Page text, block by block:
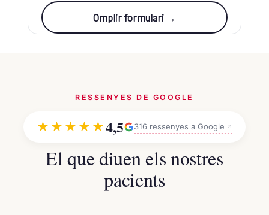
Omplir formulari →
RESSENYES DE GOOGLE
★★★★★4,5 316 ressenyes a Google
El que diuen els nostres
pacients